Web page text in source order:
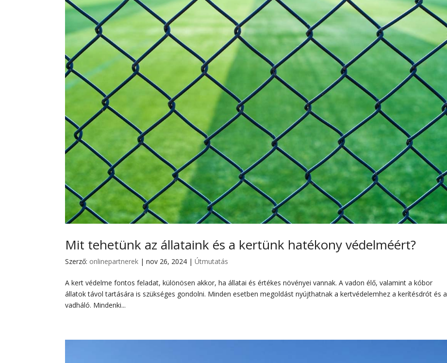
Mit tehetünk az állataink és a kertünk hatékony védelméért?
Szerző: onlinepartnerek |nov 26, 2024 |Útmutatás
A kert védelme fontos feladat, különösen akkor, ha állatai és értékes növényei vannak. A vadon élő, valamint a kóbor
állatok távol tartására is szükséges gondolni. Minden esetben megoldást nyújthatnak a kertvédelemhez a kerítésdrót és a
vadháló. Mindenki...